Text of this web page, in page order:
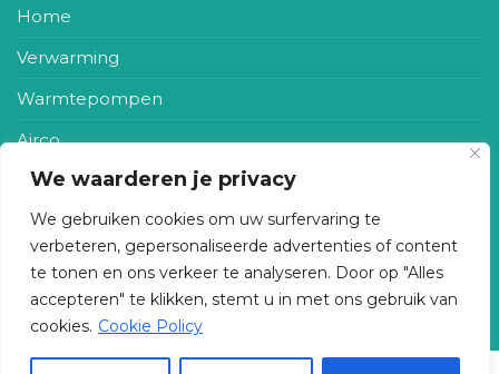
We waarderen je privacy
We gebruiken cookies om uw surfervaring te
verbeteren, gepersonaliseerde advertenties of content
te tonen en ons verkeer te analyseren. Door op "Alles
accepteren" te klikken, stemt u in met ons gebruik van
cookies. Cookie Policy
Home
Verwarming
Warmtepompen
Airco
Zonneboiler
Ventilatie
Realisaties
Contact